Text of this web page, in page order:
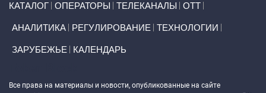
КАТАЛОГ ОПЕРАТОРЫ ТЕЛЕКАНАЛЫ ОТТ
АНАЛИТИКА РЕГУЛИРОВАНИЕ ТЕХНОЛОГИИ
ЗАРУБЕЖЬЕ КАЛЕНДАРЬ
Все права на материалы и новости, опубликованные на сайте